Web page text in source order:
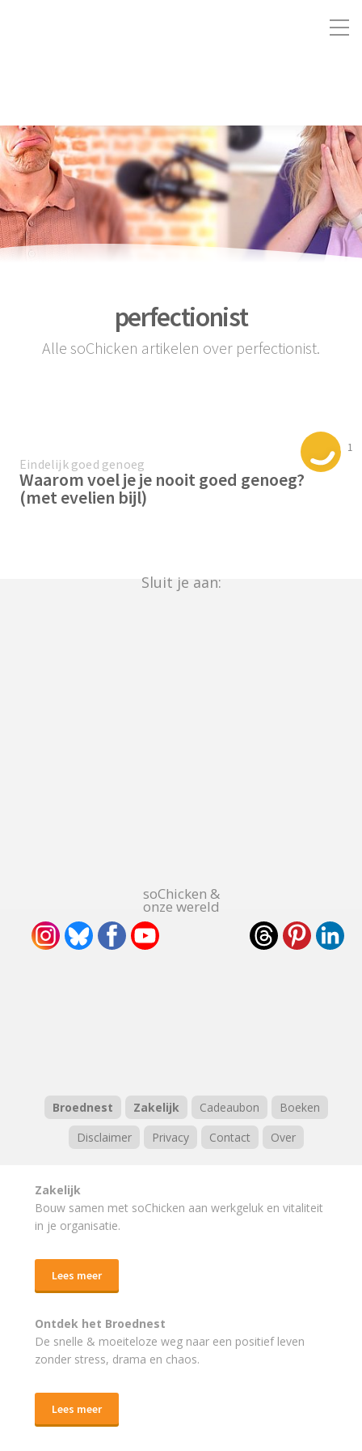
perfectionist
Alle soChicken artikelen over perfectionist.
1
Eindelijk goed genoeg
Waarom voel je je nooit goed genoeg?
(met evelien bijl)
Sluit je aan:
soChicken &
onze wereld
Broednest Zakelijk Cadeaubon
Boeken
Disclaimer
Privacy Contact Over
Zakelijk
Bouw samen met soChicken aan werkgeluk en vitaliteit
in je organisatie.
Lees meer
Ontdek het Broednest
De snelle & moeiteloze weg naar een positief leven
zonder stress, drama en chaos.
Lees meer